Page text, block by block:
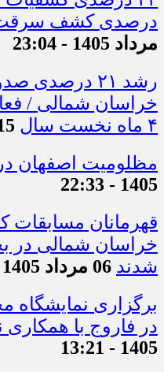
درصدی کشف سرقت
مرداد 1405 - 23:04
رشد ۲۱
۴ ماه نخست سال
15 مرداد
مظلومیت اصفهان
1405 - 22:33
قهرمانان مسابقات
خراسان شمالی در
شدند 06 مرداد 1405 - 12:23
برگزاری
در فاروج با
1405 - 13:21